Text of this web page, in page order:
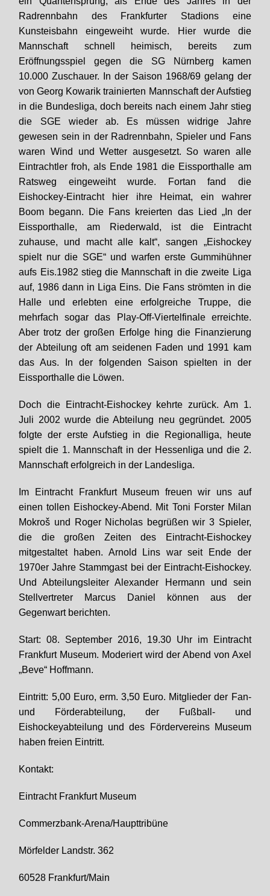
Radrennbahn des Frankfurter Stadions eine
Kunsteisbahn eingeweiht wurde. Hier wurde die
Mannschaft schnell heimisch, bereits zum
Eröffnungsspiel gegen die SG Nürnberg kamen
10.000 Zuschauer. In der Saison 1968/69 gelang der
von Georg Kowarik trainierten Mannschaft der Aufstieg
in die Bundesliga, doch bereits nach einem Jahr stieg
die SGE wieder ab. Es müssen widrige Jahre
gewesen sein in der Radrennbahn, Spieler und Fans
waren Wind und Wetter ausgesetzt. So waren alle
Eintrachtler froh, als Ende 1981 die Eissporthalle am
Ratsweg eingeweiht wurde. Fortan fand die
Eishockey-Eintracht hier ihre Heimat, ein wahrer
Boom begann. Die Fans kreierten das Lied „In der
Eissporthalle, am Riederwald, ist die Eintracht
zuhause, und macht alle kalt“, sangen „Eishockey
spielt nur die SGE“ und warfen erste Gummihühner
aufs Eis.1982 stieg die Mannschaft in die zweite Liga
auf, 1986 dann in Liga Eins. Die Fans strömten in die
Halle und erlebten eine erfolgreiche Truppe, die
mehrfach sogar das Play-Off-Viertelfinale erreichte.
Aber trotz der großen Erfolge hing die Finanzierung
der Abteilung oft am seidenen Faden und 1991 kam
das Aus. In der folgenden Saison spielten in der
Eissporthalle die Löwen.
Doch die Eintracht-Eishockey kehrte zurück. Am 1.
Juli 2002 wurde die Abteilung neu gegründet. 2005
folgte der erste Aufstieg in die Regionalliga, heute
spielt die 1. Mannschaft in der Hessenliga und die 2.
Mannschaft erfolgreich in der Landesliga.
Im Eintracht Frankfurt Museum freuen wir uns auf
einen tollen Eishockey-Abend. Mit Toni Forster Milan
Mokroš und Roger Nicholas begrüßen wir 3 Spieler,
die die großen Zeiten des Eintracht-Eishockey
mitgestaltet haben. Arnold Lins war seit Ende der
1970er Jahre Stammgast bei der Eintracht-Eishockey.
Und Abteilungsleiter Alexander Hermann und sein
Stellvertreter Marcus Daniel können aus der
Gegenwart berichten.
Start: 08. September 2016, 19.30 Uhr im Eintracht
Frankfurt Museum. Moderiert wird der Abend von Axel
„Beve“ Hoffmann.
Eintritt: 5,00 Euro, erm. 3,50 Euro. Mitglieder der Fan-
und Förderabteilung, der Fußball- und
Eishockeyabteilung und des Fördervereins Museum
haben freien Eintritt.
Kontakt:
Eintracht Frankfurt Museum
Commerzbank-Arena/Haupttribüne
Mörfelder Landstr. 362
60528 Frankfurt/Main